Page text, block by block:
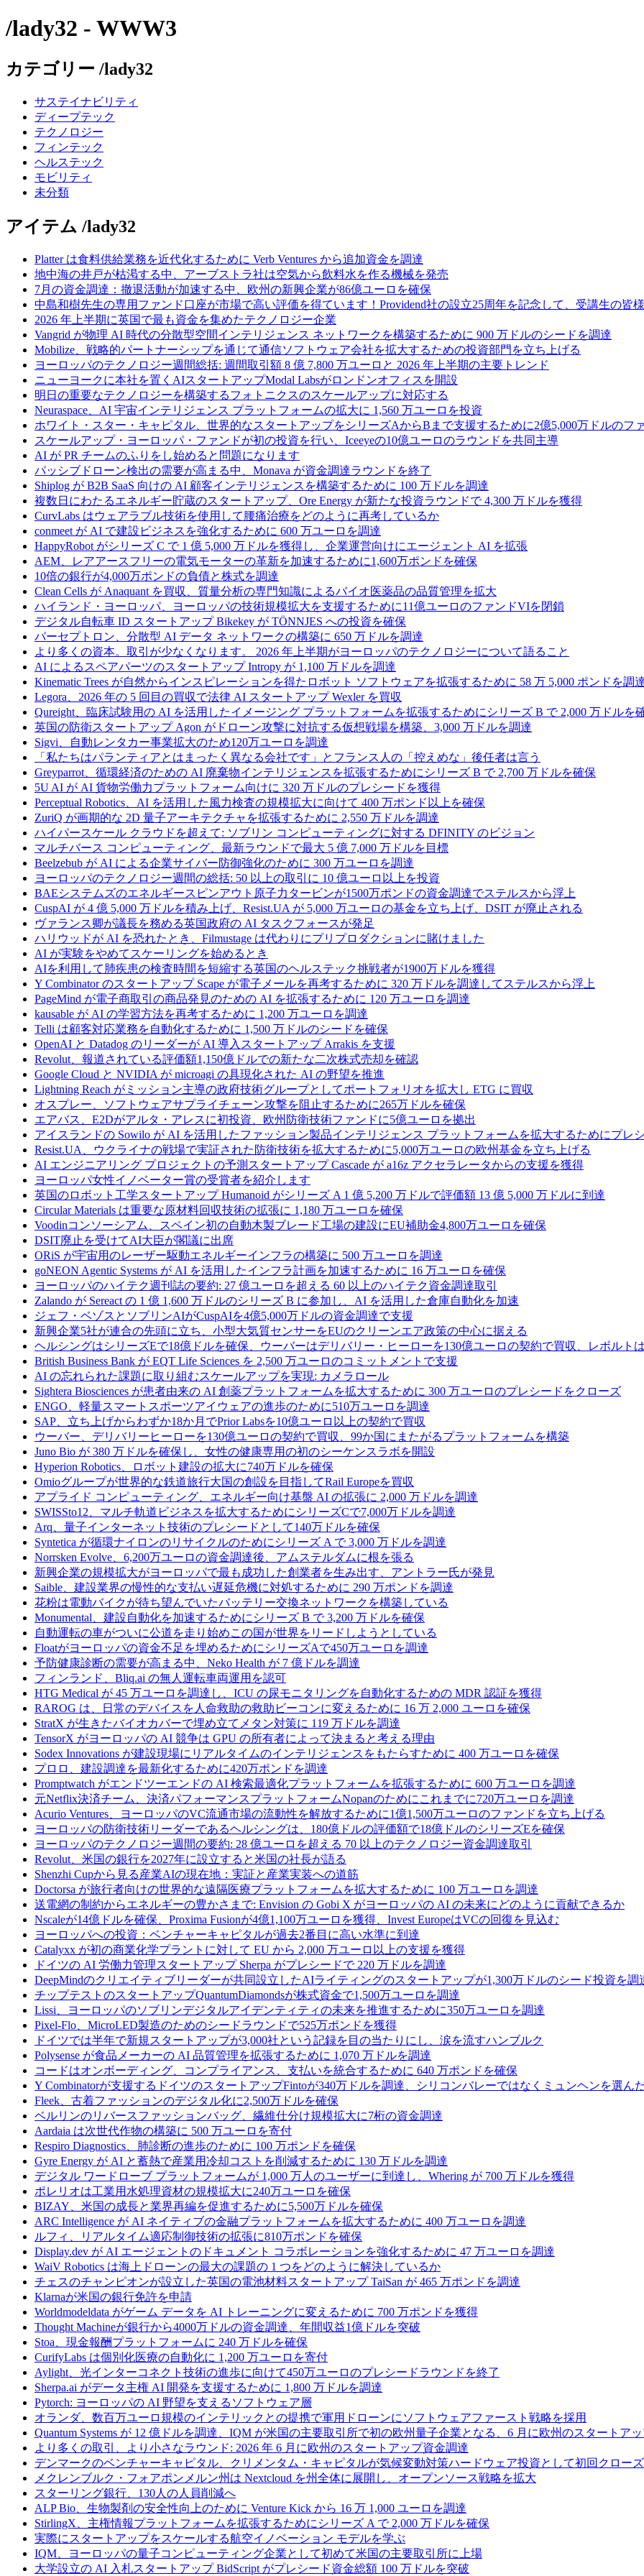
/lady32 - WWW3
カテゴリー /lady32
サステイナビリティ
ディープテック
テクノロジー
フィンテック
ヘルステック
モビリティ
未分類
アイテム /lady32
Platter は食料供給業務を近代化するために Verb Ventures から追加資金を調達
地中海の井戸が枯渇する中、アーブストラ社は空気から飲料水を作る機械を発売
7月の資金調達：撤退活動が加速する中、欧州の新興企業が86億ユーロを確保
中島和樹先生の専用ファンド口座が市場で高い評価を得ています！Providend社の設立25周年を記念して、受講生の皆
2026 年上半期に英国で最も資金を集めたテクノロジー企業
Vangrid が物理 AI 時代の分散型空間インテリジェンス ネットワークを構築するために 900 万ドルのシードを調達
Mobilize、戦略的パートナーシップを通じて通信ソフトウェア会社を拡大するための投資部門を立ち上げる
ヨーロッパのテクノロジー週間総括: 週間取引額 8 億 7,800 万ユーロと 2026 年上半期の主要トレンド
ニューヨークに本社を置くAIスタートアップModal Labsがロンドンオフィスを開設
明日の重要なテクノロジーを構築するフォトニクスのスケールアップに対応する
Neuraspace、AI 宇宙インテリジェンス プラットフォームの拡大に 1,560 万ユーロを投資
ホワイト・スター・キャピタル、世界的なスタートアップをシリーズAからBまで支援するために2億5,000万ドルのフ
スケールアップ・ヨーロッパ・ファンドが初の投資を行い、Iceeyeの10億ユーロのラウンドを共同主導
AI が PR チームのふりをし始めると問題になります
パッシブドローン検出の需要が高まる中、Monava が資金調達ラウンドを終了
Shiplog が B2B SaaS 向けの AI 顧客インテリジェンスを構築するために 100 万ドルを調達
複数日にわたるエネルギー貯蔵のスタートアップ、Ore Energy が新たな投資ラウンドで 4,300 万ドルを獲得
CurvLabs はウェアラブル技術を使用して腰痛治療をどのように再考しているか
conmeet が AI で建設ビジネスを強化するために 600 万ユーロを調達
HappyRobot がシリーズ C で 1 億 5,000 万ドルを獲得し、企業運営向けにエージェント AI を拡張
AEM、レアアースフリーの電気モーターの革新を加速するために1,600万ポンドを確保
10倍の銀行が4,000万ポンドの負債と株式を調達
Clean Cells が Anaquant を買収、質量分析の専門知識によるバイオ医薬品の品質管理を拡大
ハイランド・ヨーロッパ、ヨーロッパの技術規模拡大を支援するために11億ユーロのファンドVIを閉鎖
デジタル自転車 ID スタートアップ Bikekey が TÖNNJES への投資を確保
パーセプトロン、分散型 AI データ ネットワークの構築に 650 万ドルを調達
より多くの資本。取引が少なくなります。 2026 年上半期がヨーロッパのテクノロジーについて語ること
AI によるスペアパーツのスタートアップ Intropy が 1,100 万ドルを調達
Kinematic Trees が自然からインスピレーションを得たロボット ソフトウェアを拡張するために 58 万 5,000 ポンドを調
Legora、2026 年の 5 回目の買収で法律 AI スタートアップ Wexler を買収
Qureight、臨床試験用の AI を活用したイメージング プラットフォームを拡張するためにシリーズ B で 2,000 万ドルを
英国の防衛スタートアップ Agon がドローン攻撃に対抗する仮想戦場を構築、3,000 万ドルを調達
Sigvi、自動レンタカー事業拡大のため120万ユーロを調達
「私たちはパランティアとはまったく異なる会社です」とフランス人の「控えめな」後任者は言う
Greyparrot、循環経済のための AI 廃棄物インテリジェンスを拡張するためにシリーズ B で 2,700 万ドルを確保
5U AI が AI 貨物労働力プラットフォーム向けに 320 万ドルのプレシードを獲得
Perceptual Robotics、AI を活用した風力検査の規模拡大に向けて 400 万ポンド以上を確保
ZuriQ が画期的な 2D 量子アーキテクチャを拡張するために 2,550 万ドルを調達
ハイパースケール クラウドを超えて: ソブリン コンピューティングに対する DFINITY のビジョン
マルチバース コンピューティング、最新ラウンドで最大 5 億 7,000 万ドルを目標
Beelzebub が AI による企業サイバー防御強化のために 300 万ユーロを調達
ヨーロッパのテクノロジー週間の総括: 50 以上の取引に 10 億ユーロ以上を投資
BAEシステムズのエネルギースピンアウト原子力タービンが1500万ポンドの資金調達でステルスから浮上
CuspAI が 4 億 5,000 万ドルを積み上げ、Resist.UA が 5,000 万ユーロの基金を立ち上げ、DSIT が廃止される
ヴァランス卿が議長を務める英国政府の AI タスクフォースが発足
ハリウッドが AI を恐れたとき、Filmustage は代わりにプリプロダクションに賭けました
AI が実験をやめてスケーリングを始めるとき
AIを利用して肺疾患の検査時間を短縮する英国のヘルステック挑戦者が1900万ドルを獲得
Y Combinator のスタートアップ Scape が電子メールを再考するために 320 万ドルを調達してステルスから浮上
PageMind が電子商取引の商品発見のための AI を拡張するために 120 万ユーロを調達
kausable が AI の学習方法を再考するために 1,200 万ユーロを調達
Telli は顧客対応業務を自動化するために 1,500 万ドルのシードを確保
OpenAI と Datadog のリーダーが AI 導入スタートアップ Arrakis を支援
Revolut、報道されている評価額1,150億ドルでの新たな二次株式売却を確認
Google Cloud と NVIDIA が microagi の具現化された AI の野望を推進
Lightning Reach がミッション主導の政府技術グループとしてポートフォリオを拡大し ETG に買収
オスプレー、ソフトウェアサプライチェーン攻撃を阻止するために265万ドルを確保
エアバス、E2Dがアルタ・アレスに初投資、欧州防衛技術ファンドに5億ユーロを拠出
アイスランドの Sowilo が AI を活用したファッション製品インテリジェンス プラットフォームを拡大するためにプレ
Resist.UA、ウクライナの戦場で実証された防衛技術を拡大するために5,000万ユーロの欧州基金を立ち上げる
AI エンジニアリング プロジェクトの予測スタートアップ Cascade が a16z アクセラレータからの支援を獲得
ヨーロッパ女性イノベーター賞の受賞者を紹介します
英国のロボット工学スタートアップ Humanoid がシリーズ A 1 億 5,200 万ドルで評価額 13 億 5,000 万ドルに到達
Circular Materials は重要な原材料回収技術の拡張に 1,180 万ユーロを確保
Voodinコンソーシアム、スペイン初の自動木製ブレード工場の建設にEU補助金4,800万ユーロを確保
DSIT廃止を受けてAI大臣が閣議に出席
ORiS が宇宙用のレーザー駆動エネルギーインフラの構築に 500 万ユーロを調達
goNEON Agentic Systems が AI を活用したインフラ計画を加速するために 16 万ユーロを確保
ヨーロッパのハイテク週刊誌の要約: 27 億ユーロを超える 60 以上のハイテク資金調達取引
Zalando が Sereact の 1 億 1,600 万ドルのシリーズ B に参加し、AI を活用した倉庫自動化を加速
ジェフ・ベゾスとソブリンAIがCuspAIを4億5,000万ドルの資金調達で支援
新興企業5社が連合の先頭に立ち、小型大気質センサーをEUのクリーンエア政策の中心に据える
ヘルシングはシリーズEで18億ドルを確保、ウーバーはデリバリー・ヒーローを130億ユーロの契約で買収、レボルト
British Business Bank が EQT Life Sciences を 2,500 万ユーロのコミットメントで支援
AI の忘れられた課題に取り組むスケールアップを実現: カメラロール
Sightera Biosciences が患者由来の AI 創薬プラットフォームを拡大するために 300 万ユーロのプレシードをクローズ
ENGO、軽量スマートスポーツアイウェアの進歩のために510万ユーロを調達
SAP、立ち上げからわずか18か月でPrior Labsを10億ユーロ以上の契約で買収
ウーバー、デリバリーヒーローを130億ユーロの契約で買収、99か国にまたがるプラットフォームを構築
Juno Bio が 380 万ドルを確保し、女性の健康専用の初のシーケンスラボを開設
Hyperion Robotics、ロボット建設の拡大に740万ドルを確保
Omioグループが世界的な鉄道旅行大国の創設を目指してRail Europeを買収
アプライド コンピューティング、エネルギー向け基盤 AI の拡張に 2,000 万ドルを調達
SWISSto12、マルチ軌道ビジネスを拡大するためにシリーズCで7,000万ドルを調達
Arq、量子インターネット技術のプレシードとして140万ドルを確保
Syntetica が循環ナイロンのリサイクルのためにシリーズ A で 3,000 万ドルを調達
Norrsken Evolve、6,200万ユーロの資金調達後、アムステルダムに根を張る
新興企業の規模拡大がヨーロッパで最も成功した創業者を生み出す、アントラー氏が発見
Saible、建設業界の慢性的な支払い遅延危機に対処するために 290 万ポンドを調達
花粉は電動バイクが待ち望んでいたバッテリー交換ネットワークを構築している
Monumental、建設自動化を加速するためにシリーズ B で 3,200 万ドルを確保
自動運転の車がついに公道を走り始めこの国が世界をリードしようとしている
Floatがヨーロッパの資金不足を埋めるためにシリーズAで450万ユーロを調達
予防健康診断の需要が高まる中、Neko Health が 7 億ドルを調達
フィンランド、Bliq.ai の無人運転車両運用を認可
HTG Medical が 45 万ユーロを調達し、ICU の尿モニタリングを自動化するための MDR 認証を獲得
RAROG は、日常のデバイスを人命救助の救助ビーコンに変えるために 16 万 2,000 ユーロを確保
StratX が生きたバイオカバーで埋め立てメタン対策に 119 万ドルを調達
TensorX がヨーロッパの AI 競争は GPU の所有者によって決まると考える理由
Sodex Innovations が建設現場にリアルタイムのインテリジェンスをもたらすために 400 万ユーロを確保
プロロ、建設調達を最新化するために420万ポンドを調達
Promptwatch がエンドツーエンドの AI 検索最適化プラットフォームを拡張するために 600 万ユーロを調達
元Netflix決済チーム、決済パフォーマンスプラットフォームNopanのためにこれまでに720万ユーロを調達
Acurio Ventures、ヨーロッパのVC流通市場の流動性を解放するために1億1,500万ユーロのファンドを立ち上げる
ヨーロッパの防衛技術リーダーであるヘルシングは、180億ドルの評価額で18億ドルのシリーズEを確保
ヨーロッパのテクノロジー週間の要約: 28 億ユーロを超える 70 以上のテクノロジー資金調達取引
Revolut、米国の銀行を2027年に設立すると米国の社長が語る
Shenzhi Cupから見る産業AIの現在地：実証と産業実装への道筋
Doctorsa が旅行者向けの世界的な遠隔医療プラットフォームを拡大するために 100 万ユーロを調達
送電網の制約からエネルギーの豊かさまで: Envision の Gobi X がヨーロッパの AI の未来にどのように貢献できるか
Nscaleが14億ドルを確保、Proxima Fusionが4億1,100万ユーロを獲得、Invest EuropeはVCの回復を見込む
ヨーロッパへの投資：ベンチャーキャピタルが過去2番目に高い水準に到達
Catalyxx が初の商業化学プラントに対して EU から 2,000 万ユーロ以上の支援を獲得
ドイツの AI 労働力管理スタートアップ Sherpa がプレシードで 220 万ドルを調達
DeepMindのクリエイティブリーダーが共同設立したAIライティングのスタートアップが1,300万ドルのシード投資を調
チップテストのスタートアップQuantumDiamondsが株式資金で1,500万ユーロを調達
Lissi、ヨーロッパのソブリンデジタルアイデンティティの未来を推進するために350万ユーロを調達
Pixel-Flo、MicroLED製造のためのシードラウンドで525万ポンドを獲得
ドイツでは半年で新規スタートアップが3,000社という記録を目の当たりにし、涙を流すハンブルク
Polysense が食品メーカーの AI 品質管理を拡張するために 1,070 万ドルを調達
コードはオンボーディング、コンプライアンス、支払いを統合するために 640 万ポンドを確保
Y Combinatorが支援するドイツのスタートアップFintoが340万ドルを調達、シリコンバレーではなくミュンヘンを選ん
Fleek、古着ファッションのデジタル化に2,500万ドルを確保
ベルリンのリバースファッションバッグ、繊維仕分け規模拡大に7桁の資金調達
Aardaia は次世代作物の構築に 500 万ユーロを寄付
Respiro Diagnostics、肺診断の進歩のために 100 万ポンドを確保
Gyre Energy が AI と蓄熱で産業用冷却コストを削減するために 130 万ドルを調達
デジタル ワードローブ プラットフォームが 1,000 万人のユーザーに到達し、Whering が 700 万ドルを獲得
ポレリオは工業用水処理資材の規模拡大に240万ユーロを確保
BIZAY、米国の成長と業界再編を促進するために5,500万ドルを確保
ARC Intelligence が AI ネイティブの金融プラットフォームを拡大するために 400 万ユーロを調達
ルフィ、リアルタイム適応制御技術の拡張に810万ポンドを確保
Display.dev が AI エージェントのドキュメント コラボレーションを強化するために 47 万ユーロを調達
WaiV Robotics は海上ドローンの最大の課題の 1 つをどのように解決しているか
チェスのチャンピオンが設立した英国の電池材料スタートアップ TaiSan が 465 万ポンドを調達
Klarnaが米国の銀行免許を申請
Worldmodeldata がゲーム データを AI トレーニングに変えるために 700 万ポンドを獲得
Thought Machineが銀行から4000万ドルの資金調達、年間収益1億ドルを突破
Stoa、現金報酬プラットフォームに 240 万ドルを確保
CurifyLabs は個別化医療の自動化に 1,200 万ユーロを寄付
Aylight、光インターコネクト技術の進歩に向けて450万ユーロのプレシードラウンドを終了
Sherpa.ai がデータ主権 AI 開発を支援するために 1,800 万ドルを調達
Pytorch: ヨーロッパの AI 野望を支えるソフトウェア層
オランダ、数百万ユーロ規模のインテリックとの提携で軍用ドローンにソフトウェアファースト戦略を採用
Quantum Systems が 12 億ドルを調達、IQM が米国の主要取引所で初の欧州量子企業となる、6 月に欧州のスタートア
より多くの取引、より小さなラウンド: 2026 年 6 月に欧州のスタートアップ資金調達
デンマークのベンチャーキャピタル、クリメンタム・キャピタルが気候変動対策ハードウェア投資として初回クロー
メクレンブルク・フォアポンメルン州は Nextcloud を州全体に展開し、オープンソース戦略を拡大
スターリング銀行、130人の人員削減へ
ALP Bio、生物製剤の安全性向上のために Venture Kick から 16 万 1,000 ユーロを調達
StirlingX、主権情報プラットフォームを拡張するためにシリーズ A で 2,000 万ドルを確保
実際にスタートアップをスケールする航空イノベーション モデルを学ぶ
IQM、ヨーロッパの量子コンピューティング企業として初めて米国の主要取引所に上場
大学設立の AI 入札スタートアップ BidScript がプレシード資金総額 100 万ドルを突破